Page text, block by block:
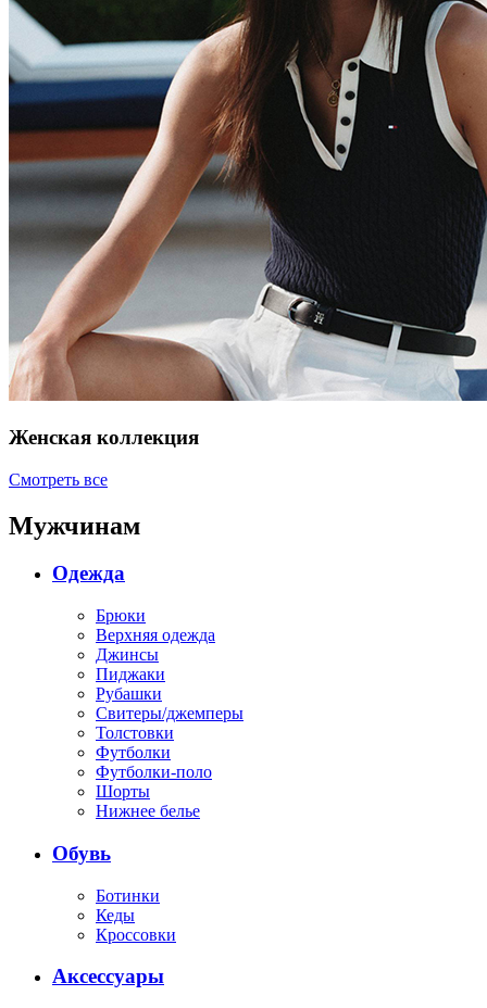
Женская коллекция
Смотреть все
Мужчинам
Одежда
Брюки
Верхняя одежда
Джинсы
Пиджаки
Рубашки
Свитеры/джемперы
Толстовки
Футболки
Футболки-поло
Шорты
Нижнее белье
Обувь
Ботинки
Кеды
Кроссовки
Аксессуары